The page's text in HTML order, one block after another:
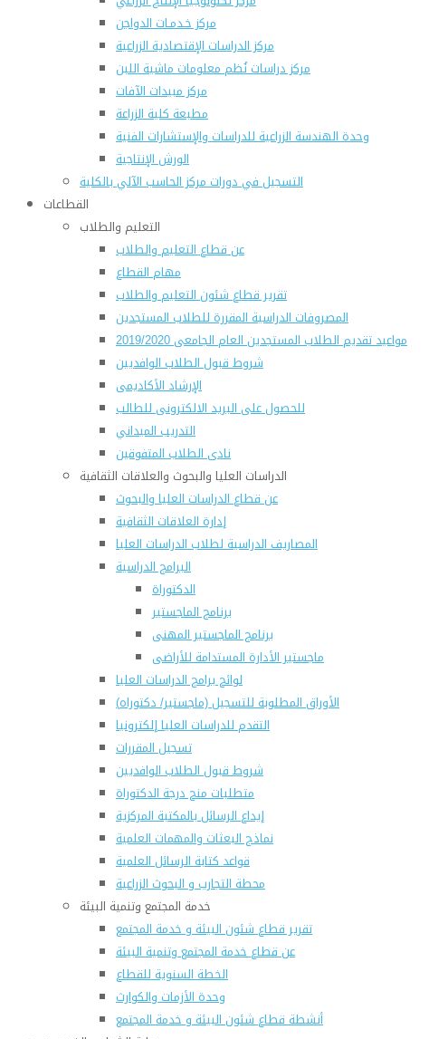
مركز خـدمـات الدواجن
مركز الدراسات الإقتصادية الزراعية
مركز دراسات نُظم معلومات ماشية اللبن
مركز مبيدات الآفات
مطبعة كلية الزراعة
وحدة الهندسة الزراعية للدراسات والإستشارات الفنية
الورش الإنتاجية
التسجيل في دورات مركز الحاسب الآلي بالكلية
القطاعات
التعليم والطلاب
عن قطاع التعليم والطلاب
مهام القطاع
تقرير قطاع شئون التعليم والطلاب
المصروفات الدراسية المقررة للطلاب المستجدين
مواعيد تقديم الطلاب المستجدين العام الجامعى 2019/2020
شروط قبول الطلاب الوافديين
الإرشاد الأكاديمى
للحصول على البريد الالكترونى للطالب
التدريب الميداني
نادى الطلاب المتفوقين
الدراسات العليا والبحوث والعلاقات الثقافية
عن قطاع الدراسات العليا والبحوث
إدارة العلاقات الثقافية
المصاريف الدراسية لطلاب الدراسات العليا
البرامج الدراسية
الدكتوراة
برنامج الماجستير
برنامج الماجستير المهنى
ماجستير الأدارة المستدامة للأراضى
لوائح برامج الدراسات العليا
(الأوراق المطلوبة للتسجيل (ماجستير/ دكتوراه
التقدم للدراسات العليا إلكترونيا
تسجيل المقررات
شروط قبول الطلاب الوافديين
متطلبات منح درجة الدكتوراة
إيداع الرسائل بالمكتبة المركزية
نماذج البعثات والمهمات العلمية
قواعد كتابة الرسائل العلمية
محطة التجارب و البحوث الزراعية
خدمة المجتمع وتنمية البيئة
تقرير قطاع شئون البيئة و خدمة المجتمع
عن قطاع خدمة المجتمع وتنمية البيئة
الخطة السنوية للقطاع
وحدة الأزمات والكوارث
أنشطة قطاع شئون البيئة و خدمة المجتمع